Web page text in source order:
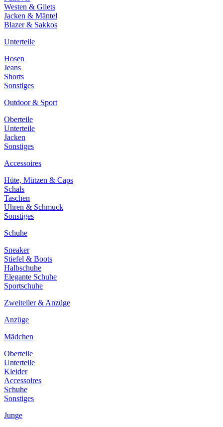
Westen & Gilets
Jacken & Mäntel
Blazer & Sakkos
Unterteile
Hosen
Jeans
Shorts
Sonstiges
Outdoor & Sport
Oberteile
Unterteile
Jacken
Sonstiges
Accessoires
Hüte, Mützen & Caps
Schals
Taschen
Uhren & Schmuck
Sonstiges
Schuhe
Sneaker
Stiefel & Boots
Halbschuhe
Elegante Schuhe
Sportschuhe
Zweiteiler & Anzüge
Anzüge
Mädchen
Oberteile
Unterteile
Kleider
Accessoires
Schuhe
Sonstiges
Junge